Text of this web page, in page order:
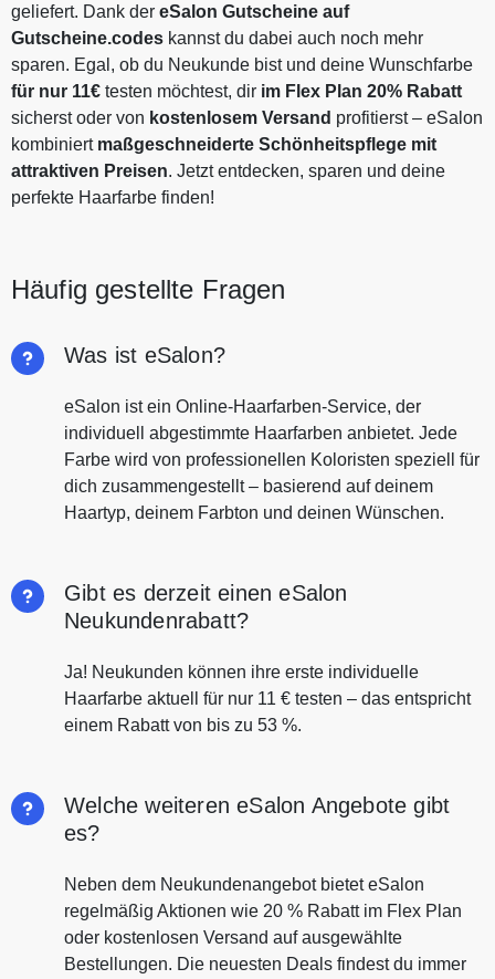
geliefert. Dank der eSalon Gutscheine auf
Gutscheine.codes kannst du dabei auch noch mehr
sparen. Egal, ob du Neukunde bist und deine Wunschfarbe
für nur 11€ testen möchtest, dir im Flex Plan 20% Rabatt
sicherst oder von kostenlosem Versand profitierst – eSalon
kombiniert maßgeschneiderte Schönheitspflege mit
attraktiven Preisen. Jetzt entdecken, sparen und deine
perfekte Haarfarbe finden!
Häufig gestellte Fragen
Was ist eSalon?
eSalon ist ein Online-Haarfarben-Service, der
individuell abgestimmte Haarfarben anbietet. Jede
Farbe wird von professionellen Koloristen speziell für
dich zusammengestellt – basierend auf deinem
Haartyp, deinem Farbton und deinen Wünschen.
Gibt es derzeit einen eSalon
Neukundenrabatt?
Ja! Neukunden können ihre erste individuelle
Haarfarbe aktuell für nur 11 € testen – das entspricht
einem Rabatt von bis zu 53 %.
Welche weiteren eSalon Angebote gibt
es?
Neben dem Neukundenangebot bietet eSalon
regelmäßig Aktionen wie 20 % Rabatt im Flex Plan
oder kostenlosen Versand auf ausgewählte
Bestellungen. Die neuesten Deals findest du immer